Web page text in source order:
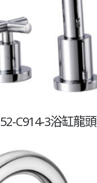
52-C914-3浴缸龍頭